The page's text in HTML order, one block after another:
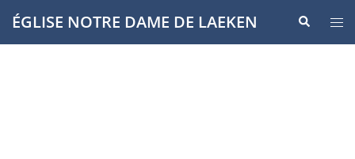
Aller
auÉGLISE NOTRE DAME DE LAEKEN
le